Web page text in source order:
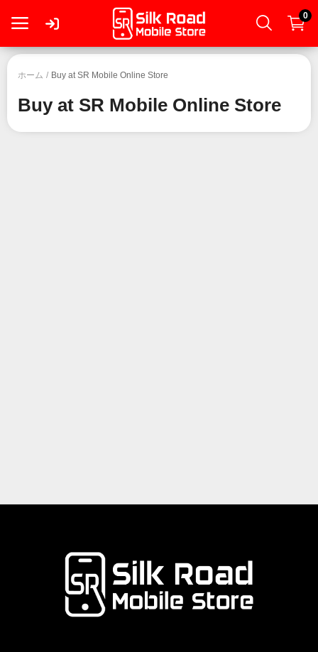
0
ロ
イ
Bahasa Indonesia
ホーム Buy at SR Mobile Online Store
Buy at SR Mobile Online Store